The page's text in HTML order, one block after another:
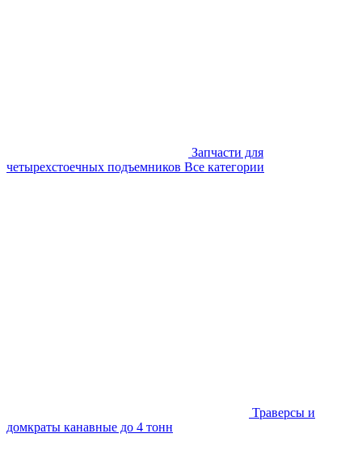
Запчасти для
четырехстоечных подъемников Все категории
Траверсы и
домкраты канавные до 4 тонн